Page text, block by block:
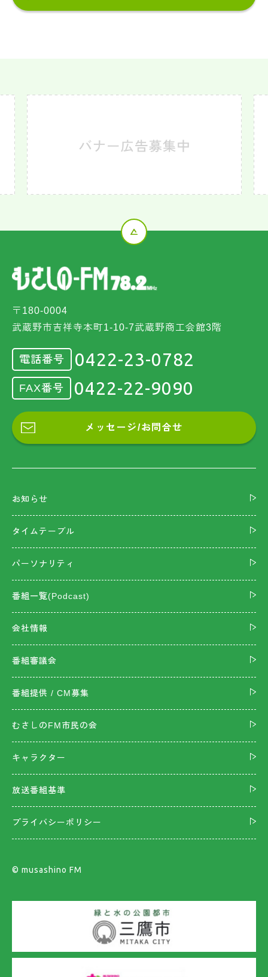
〒180-0004
武蔵野市吉祥寺本町1-10-7武蔵野商工会館3階
電話番号 0422-23-0782
FAX番号 0422-22-9090
メッセージ/お問合せ
お知らせ
タイムテーブル
パーソナリティ
番組一覧(Podcast)
会社情報
番組審議会
番組提供 / CM募集
むさしのFM市民の会
キャラクター
放送番組基準
プライバシーポリシー
©︎ musashino FM